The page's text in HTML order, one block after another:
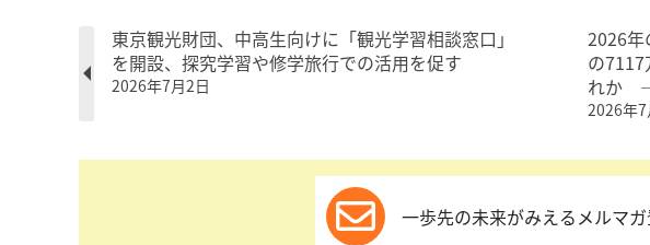
東京観光財団、中高生向けに「観光学習相談窓口」
を開設、探究学習や修学旅行での活用を促す
2026年7月2日
2026
の
れか
2026年7
一歩先の未来がみえるメルマ